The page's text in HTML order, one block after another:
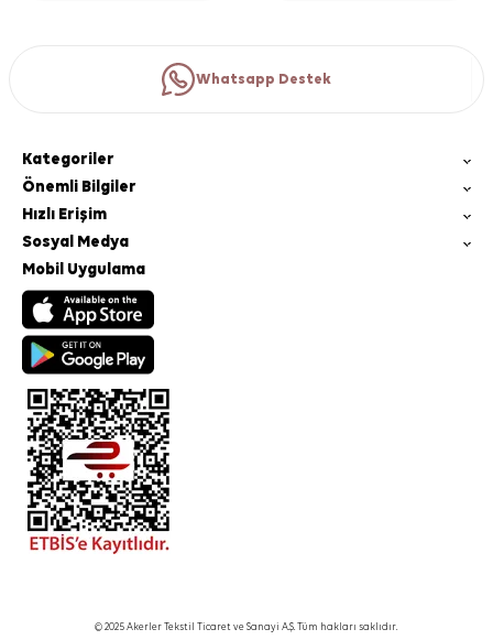
Whatsapp Destek
Kategoriler
Önemli Bilgiler
Hızlı Erişim
Sosyal Medya
Mobil Uygulama
© 2025 Akerler Tekstil Ticaret ve Sanayi A.Ş. Tüm hakları saklıdır.